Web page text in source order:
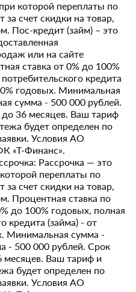
которой переплаты по
за счет скидки на товар,
Пос-кредит (займ) – это
или на сайте
ставка от 0% до 100%
кредита
годовых. Минимальная
сумма - 500 000 рублей.
36 месяцев. Ваш тариф
будет определен по
Условия АО
«Т-Финанс».
Рассрочка — это
переплаты по
за счет скидки на товар,
Процентная ставка по
до 100% годовых, полная
кредита (займа) - от
Минимальная сумма -
- 500 000 рублей. Срок
месяцев. Ваш тариф и
будет определен по
Условия АО